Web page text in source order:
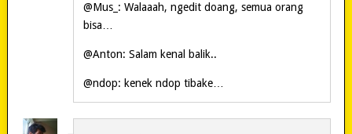
@Mus_: Walaaah, ngedit doang, semua orang
bisa…
@Anton: Salam kenal balik..
@ndop: kenek ndop tibake…